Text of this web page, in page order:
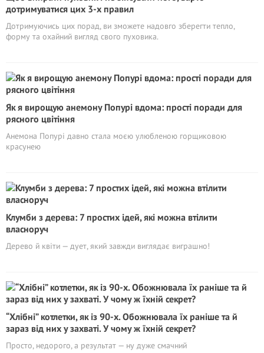
дотримуватися цих 3-х правил
Дотримуючись цих порад, ви зможете надовго зберегти тепло,
форму та охайний вигляд свого пуховика.
Як я вирощую анемону Попурі вдома: прості поради для
рясного цвітіння
Анемона Попурі давно стала моєю улюбленою горщиковою
красунею
Клумби з дерева: 7 простих ідей, які можна втілити
власноруч
Дерево й квіти — дует, який завжди виглядає виграшно!
“Хлібні” котлетки, як із 90-х. Обожнювала їх раніше та й
зараз від них у захваті. У чому ж їхній секрет?
Просто, недорого, а результат — ну дуже смачний